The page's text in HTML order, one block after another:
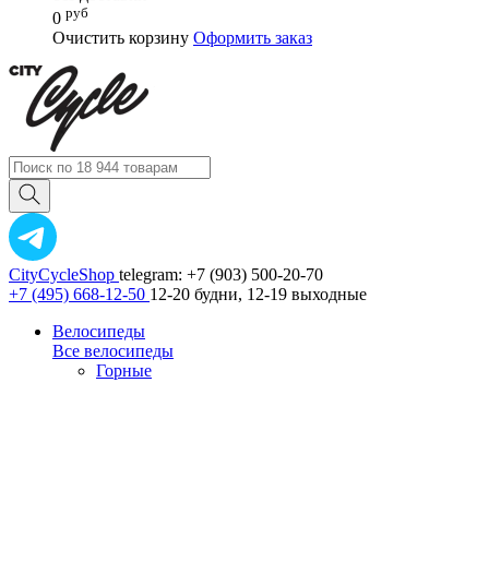
0 руб
Очистить корзину Оформить заказ
CityCycleShop telegram: +7 (903) 500-20-70
+7 (495) 668-12-50 12-20 будни, 12-19 выходные
Велосипеды
Все велосипеды
Горные